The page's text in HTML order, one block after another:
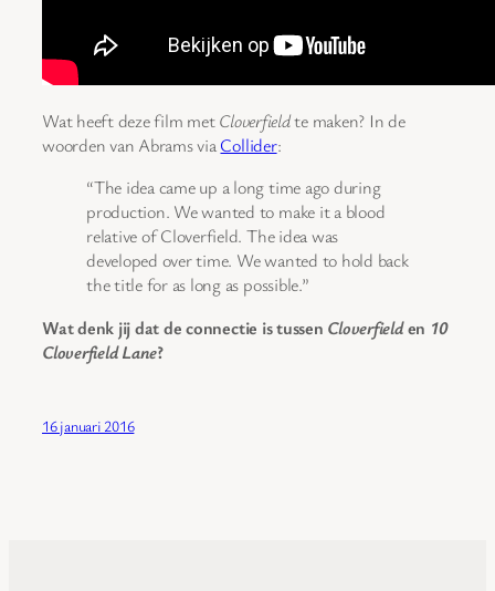
Wat heeft deze film metCloverfieldte maken? In de
woorden van Abrams viaCollider:
“The idea came up a long time ago during
production. We wanted to make it a blood
relative of Cloverfield. The idea was
developed over time. We wanted to hold back
the title for as long as possible.”
Wat denk jij dat de connectie is tussen Cloverfielden 10
Cloverfield Lane?
16 januari 2016